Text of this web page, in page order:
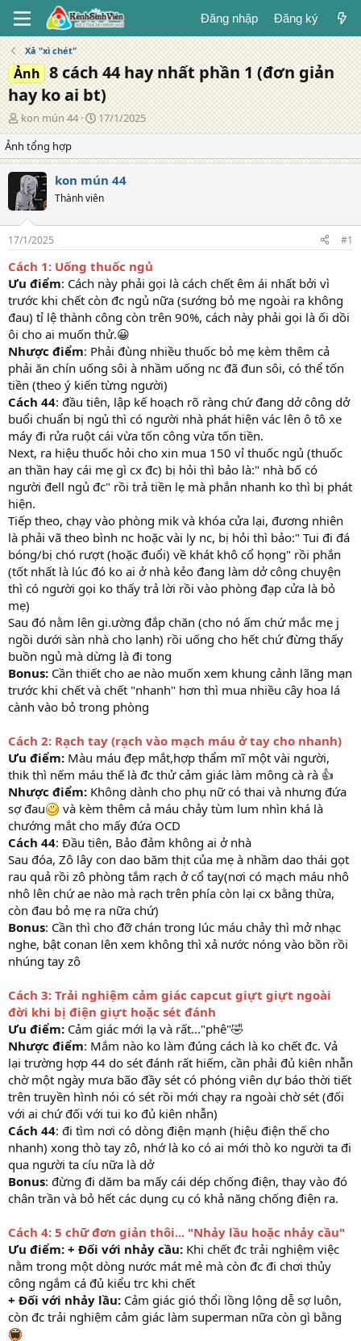
Đăng nhập Đăng ký
Xả "xì chét"
Ảnh 8 cách 44 hay nhất phần 1 (đơn giản
hay ko ai bt)
T
á
c
g
i
ả
kon mún 44
N
g
y
đ
ă
n
17/1/2025
Ảnh tổng hợp
kon mún 44
Thành viên
17/1/2025 #1
Cách 1: Uống thuốc ngủ
Ưu điểm: Cách này phải gọi là cách chết êm ái nhất bởi vì
trước khi chết còn đc ngủ nữa (sướng bỏ mẹ ngoài ra không
đau) tỉ lệ thành công còn trên 90%, cách này phải gọi là ối dồi
ôi cho ai muốn thử.😀
Nhược điểm: Phải đùng nhiều thuốc bỏ mẹ kèm thêm cả
phải ăn chín uống sôi à nhầm uống nc đã đun sôi, có thể tốn
tiền (theo ý kiến từng người)
Cách 44: đầu tiên, lập kế hoạch rõ ràng chứ đang dở công dở
buổi chuẩn bị ngủ thì có người nhà phát hiện vác lên ô tô xe
máy đi rửa ruột cái vừa tốn công vừa tốn tiền.
Next, ra hiệu thuốc hỏi cho xin mua 150 vỉ thuốc ngủ (thuốc
an thần hay cái mẹ gì cx đc) bị hỏi thì bảo là:" nhà bố có
người đell ngủ đc" rồi trả tiền lẹ mà phắn nhanh ko thì bị phát
hiện.
Tiếp theo, chạy vào phòng mik và khóa cửa lại, đương nhiên
là phải vã theo bình nc hoặc vài ly nc, bị hỏi thì bảo:" Tui đi đá
bóng/bị chó rượt (hoặc đuổi) về khát khô cổ họng" rồi phắn
(tốt nhất là lúc đó ko ai ở nhà kẻo đang làm dở công chuyện
thì có người gọi ko thấy trả lời rồi vào phòng đạp cửa là bỏ
mẹ)
Sau đó nằm lên gi.ường đắp chăn (cho nó ấm chứ mắc mẹ j
ngồi dưới sàn nhà cho lạnh) rồi uống cho hết chứ đừng thấy
buồn ngủ mà dừng là đi tong
Bonus: Cần thiết cho ae nào muốn xem khung cảnh lãng mạn
trước khi chết và chết "nhanh" hơn thì mua nhiều cây hoa lá
cành vào bỏ trong phòng
Cách 2: Rạch tay (rạch vào mạch máu ở tay cho nhanh)
Ưu điểm: Màu máu đẹp mắt,hợp thẩm mĩ một vài người,
thik thì nếm máu thế là đc thử cảm giác làm mông cà rà 👍
Nhược điểm: Không dành cho phụ nữ có thai và nhưng đứa
sợ đau
và kèm thêm cả máu chảy tùm lum nhìn khá là
chướng mắt cho mấy đứa OCD
Cách 44: Đầu tiên, Bảo đảm không ai ở nhà
Sau đóa, Zô lây con dao băm thịt của mẹ à nhầm dao thái gọt
rau quả rồi zô phòng tắm rạch ở cổ tay(nơi có mạch máu nhô
nhô lên chứ ae nào mà rạch trên phía còn lại cx bằng thừa,
còn đau bỏ mẹ ra nữa chứ)
Bonus: Cần thì cho đỡ chán trong lúc máu chảy thì mở nhạc
nghe, bật conan lên xem không thì xả nước nóng vào bồn rồi
nhúng tay zô
Cách 3: Trải nghiệm cảm giác capcut giựt giựt ngoài
đời khi bị điện giựt hoặc sét đánh
Ưu điểm: Cảm giác mới lạ và rất..."phê"🤣
Nhược điểm: Mắm nào ko làm đúng cách là ko chết đc. Vả
lại trường hợp 44 do sét đánh rất hiếm, cần phải đủ kiên nhẫn
chờ một ngày mưa bão đầy sét có phóng viên dự báo thời tiết
trên truyền hình nói có sét rồi mới chạy ra ngoài chờ sét (đối
với ai chứ đối với tui ko đủ kiên nhẫn)
Cách 44: đi tìm nơi có dòng điện mạnh (hiệu điện thế cho
nhanh) xong thò tay zô, nhớ là ko có ai mới thò ko người ta đi
qua người ta cíu nữa là dở
Bonus: đừng đi dăm ba mấy cái dép chống điện, thay vào đó
chân trần và bỏ hết các dụng cụ có khả năng chống điện ra.
Cách 4: 5 chữ đơn giản thôi... "Nhảy lầu hoặc nhảy cầu"
Ưu điểm: + Đối với nhảy cầu: Khi chết đc trải nghiệm việc
nằm trong một dòng nước mát mẻ mà còn đc đi chơi thủy
công ngắm cá đủ kiểu trc khi chết
+ Đối với nhảy lầu: Cảm giác gió thổi lồng lộng dễ sợ luôn,
còn đc trải nghiệm cảm giác làm superman nữa còn gì bằng